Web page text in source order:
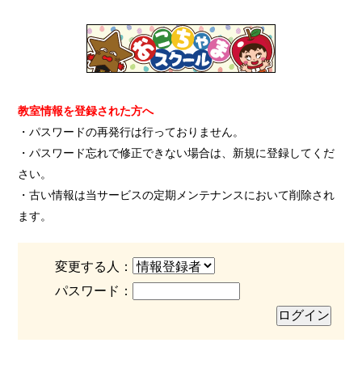
教室情報を登録された方へ
・パスワードの再発行は行っておりません。
・パスワード忘れで修正できない場合は、新規に登録してくだ
さい。
・古い情報は当サービスの定期メンテナンスにおいて削除され
ます。
変更する人：
パスワード：